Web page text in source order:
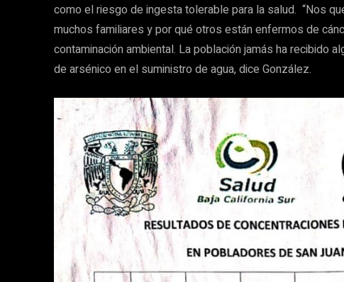
como el riesgo de ingesta tolerable para la salud. “Nos
muchos familiares y por qué otros están enfermos de
contaminación ambiental. La población jamás ha recibido
de arsénico en el suministro de agua, dice González.